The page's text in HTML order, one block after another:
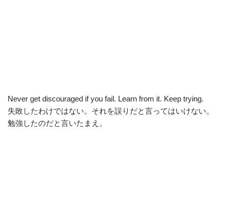
Never get discouraged if you fail. Learn from it. Keep trying.
失敗したわけではない。それを誤りだと言ってはいけない。
勉強したのだと言いたまえ。